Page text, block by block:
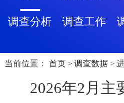
调查分析 调查工作
当前位置： 首页 > 调查数据 >
2026年2月主